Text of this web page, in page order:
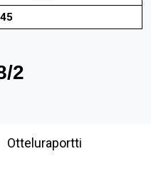
2
Otteluraportti